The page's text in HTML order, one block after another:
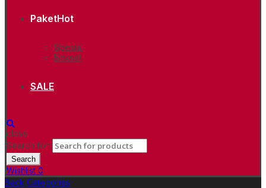
PaketHot
Spesial
Boxset
SALE
close
Search for:
Search
Wishlist 0
Back Categories